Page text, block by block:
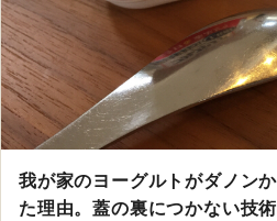
我が家のヨーグルトがダノン
た理由。蓋の裏につかない技